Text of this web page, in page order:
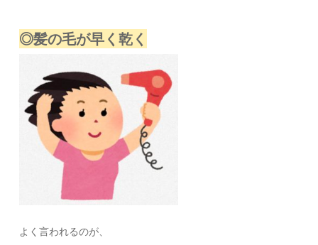
◎髪の毛が早く乾く
よく言われるのが、